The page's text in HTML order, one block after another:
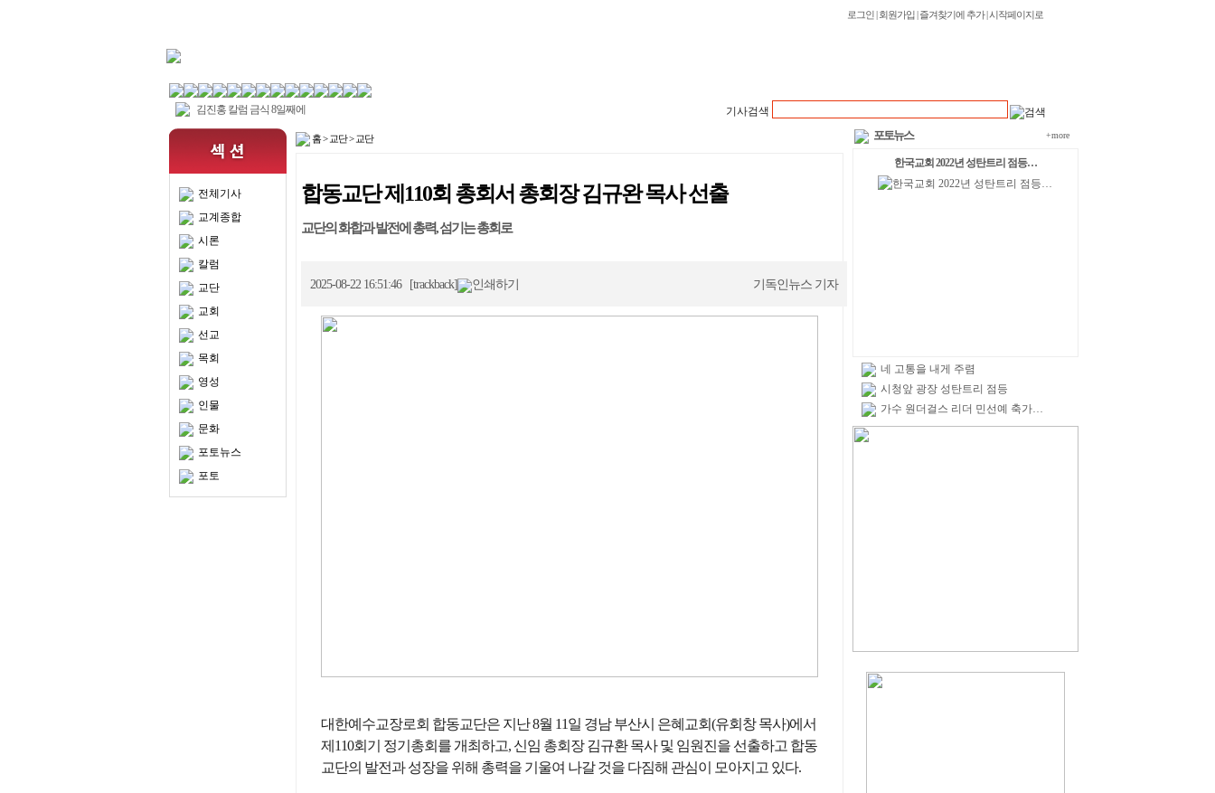
로그인|회원가입|즐겨찾기에 추가|시작페이지로
한교연 낙태 약물 도입 대통령 발언 강력 비판
김진홍 칼럼 금식 8일째에
임성택 시론 정치를 넘보는 종교, 종교를 이용하는 정
교회언론회 부모를 보호자1, 보호자2로 불러도 괜찮
성서공회 평택산성교회 후원 코스타리카에 성경 기
김진홍 칼럼 8월 말씀잔치 초청
샬롬나비 호르무즈 해협 안전항행 확보 참여에 대해
한기총 이재명 대통령 임신중지 의약품 도입 발언 강
력 비판
교회언론회 태아 생명 정치로 결정해서는 안돼
기사검색
전체기사
교계종합
시론
칼럼
교단
교회
선교
목회
영성
인물
문화
포토뉴스
포토
홈>교단>교단
합동교단 제110회 총회서 총회장 김규완 목사 선출
교단의 화합과 발전에 총력, 섬기는 총회로
2025-08-22 16:51:46 [trackback] 인쇄하기 기독인뉴스 기자
대한예수교장로회 합동교단은 지난 8월 11일 경남 부산시 은혜교회(유회창 목사)에서
제110회기 정기총회를 개최하고, 신임 총회장 김규환 목사 및 임원진을 선출하고 합동
교단의 발전과 성장을 위해 총력을 기울여 나갈 것을 다짐해 관심이 모아지고 있다.
포토뉴스 +more
한국교회 2022년 성탄트리 점등…
네 고통을 내게 주렴
시청앞 광장 성탄트리 점등
가수 원더걸스 리더 민선예 축가…